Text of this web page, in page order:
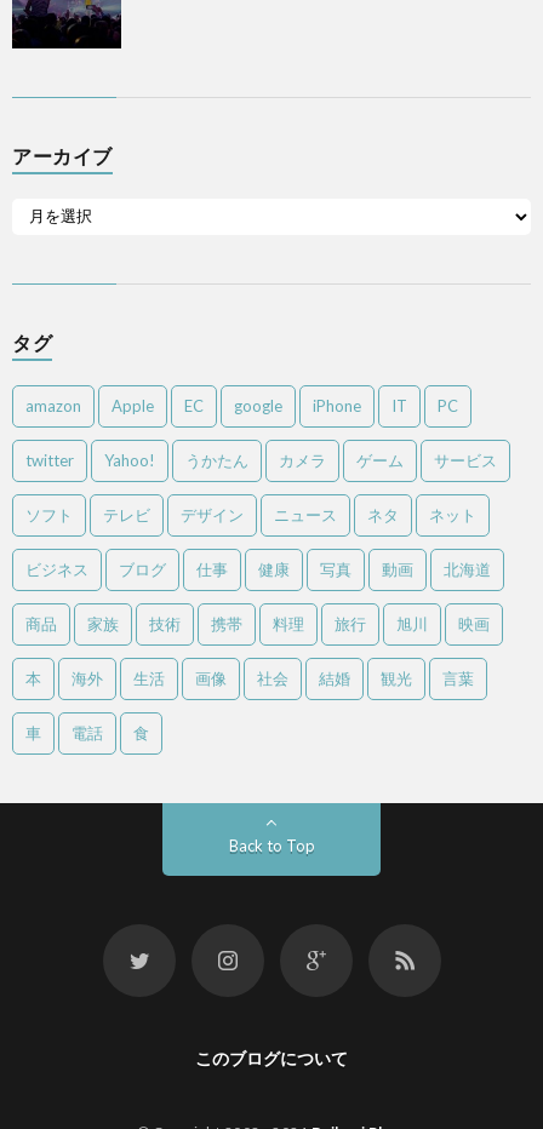
アーカイブ
タグ
amazon Apple EC google iPhone IT PC
twitter Yahoo! うかたん カメラ ゲーム サービス
ソフト テレビ デザイン ニュース ネタ ネット
ビジネス ブログ 仕事 健康 写真 動画 北海道
商品 家族 技術 携帯 料理 旅行 旭川 映画
本 海外 生活 画像 社会 結婚 観光 言葉
車 電話 食
Back to Top
このブログについて